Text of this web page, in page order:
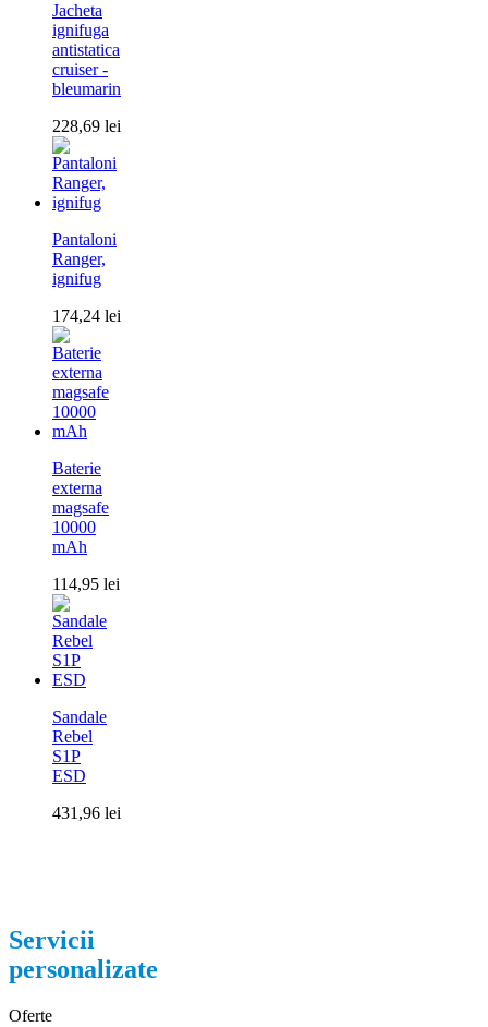
Jacheta
ignifuga
antistatica
cruiser -
bleumarin
228,69 lei
Pantaloni
Ranger,
ignifug
174,24 lei
Baterie
externa
magsafe
10000
mAh
114,95 lei
Sandale
Rebel
S1P
ESD
431,96 lei
Servicii
personalizate
Oferte